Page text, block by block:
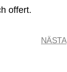
offert.
NÄSTA